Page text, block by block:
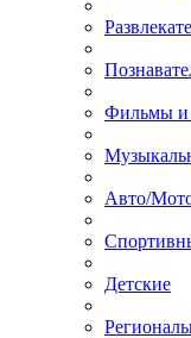
Фильмы и
Авто/
Детские